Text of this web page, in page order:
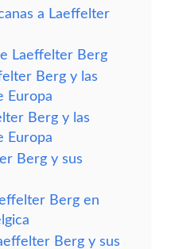
a Laeffelter
Laeffelter Berg
Berg y las
Europa
Berg y las
Europa
Berg y sus
Berg en
Berg y sus